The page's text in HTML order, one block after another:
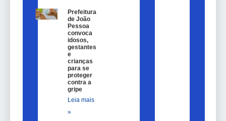
Prefeitura
de João
Pessoa
convoca
idosos,
gestantes
e
crianças
para se
proteger
contra a
gripe
Leia mais
»